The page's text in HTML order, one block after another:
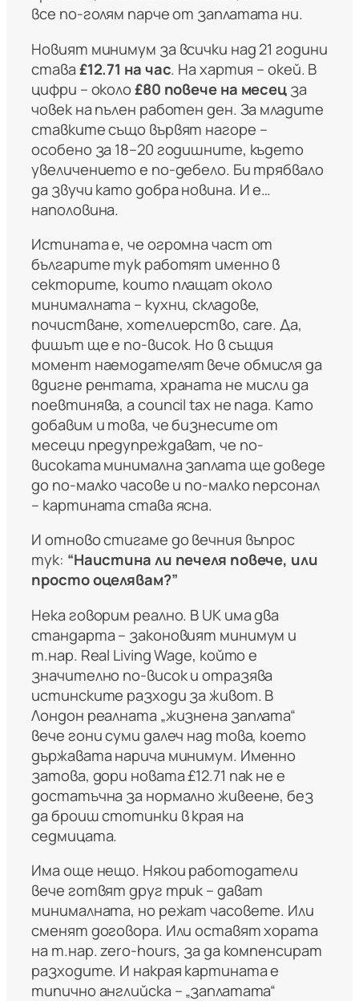
все по-голям парче от заплатата ни.
Новият минимум за всички над 21 години
става£12.71 на час. На хартия – окей. В
цифри – около£80 повече на месецза
човек на пълен работен ден. За младите
ставките също вървят нагоре –
особено за 18–20 годишните, където
увеличението е по-дебело. Би трябвало
да звучи като добра новина. И е…
наполовина.
Истината е, че огромна част от
българите тук работят именно в
секторите, които плащат около
минималната – кухни, складове,
почистване, хотелиерство, care. Да,
фишът ще е по-висок. Но в същия
момент наемодателят вече обмисля да
вдигне рентата, храната не мисли да
поевтинява, а council tax не пада. Като
добавим и това, че бизнесите от
месеци предупреждават, че по-
високата минимална заплата ще доведе
до по-малко часове и по-малко персонал
– картината става ясна.
И отново стигаме до вечния въпрос
тук: “Наистина ли печеля повече, или
просто оцелявам?”
Нека говорим реално. В UK има два
стандарта – законовият минимум и
т.нар. Real Living Wage, който е
значително по-висок и отразява
истинските разходи за живот. В
Лондон реалната „жизнена заплата“
вече гони суми далеч над това, което
държавата нарича минимум. Именно
затова, дори новата £12.71 пак не е
достатъчна за нормално живеене, без
да броиш стотинки в края на
седмицата.
Има още нещо. Някои работодатели
вече готвят друг трик – дават
минималната, но режат часовете. Или
сменят договора. Или оставят хората
на т.нар. zero-hours, за да компенсират
разходите. И накрая картината е
типично английска – „заплатата“